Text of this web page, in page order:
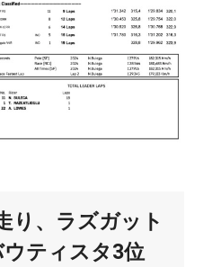
り、ラズガット
ティスタ3位